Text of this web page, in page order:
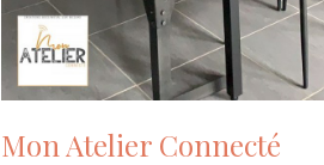
Mon Atelier Connecté